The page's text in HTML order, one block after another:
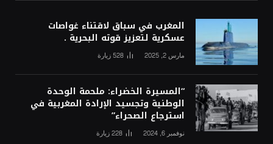
المغرب في سباق لاقتناء غواصات
عسكرية لتعزيز قوته البحرية .
مارس 2, 2025 528 زيارة
“المسيرة الخضراء: ملحمة الوحدة
الوطنية وتجسيد الإرادة المغربية في
استرجاع الصحراء”
نوفمبر 6, 2024 228زيارة